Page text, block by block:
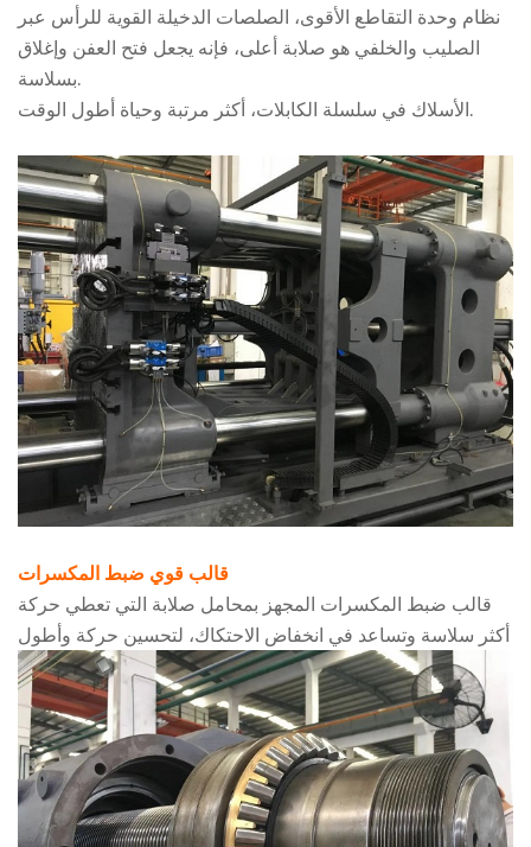
نظام وحدة التقاطع الأقوى، الصلصات الدخيلة القوية للرأس عبر
الصليب والخلفي هو صلابة أعلى، فإنه يجعل فتح العفن وإغلاق
بسلاسة.
الأسلاك في سلسلة الكابلات، أكثر مرتبة وحياة أطول الوقت.
قالب قوي ضبط المكسرات
قالب ضبط المكسرات المجهز بمحامل صلابة التي تعطي حركة
أكثر سلاسة وتساعد في انخفاض الاحتكاك، لتحسين حركة وأطول